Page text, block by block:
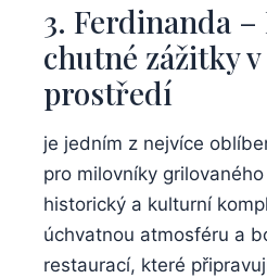
3. Ferdinanda
chutné zážitky⁢
prostředí
je jedním z nejvíce
pro milovníky
historický a kulturní⁤
úchvatnou atmosféru a
restaurací, které